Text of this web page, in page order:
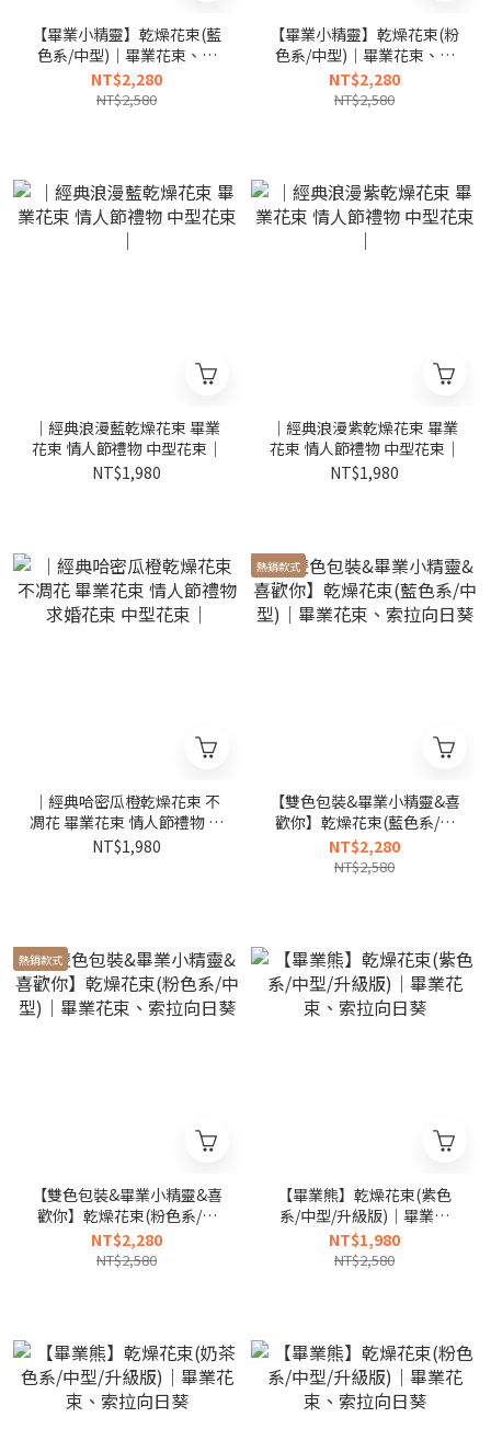
【畢業小精靈】乾燥花束(藍
色系/中型)｜畢業花束、索
拉向日葵
NT$2,280
NT$2,580
【畢業小精靈】乾燥花束(粉
色系/中型)｜畢業花束、索
拉向日葵
NT$2,280
NT$2,580
｜經典浪漫藍乾燥花束 畢業
花束 情人節禮物 中型花束｜
NT$1,980
｜經典浪漫紫乾燥花束 畢業
花束 情人節禮物 中型花束｜
NT$1,980
｜經典哈密瓜橙乾燥花束 不
凋花 畢業花束 情人節禮物 求
婚花束 中型花束｜
NT$1,980
熱銷款式
【雙色包裝&畢業小精靈&喜
歡你】乾燥花束(藍色系/中
型)｜畢業花束、索拉向日葵
NT$2,280
NT$2,580
熱銷款式
【雙色包裝&畢業小精靈&喜
歡你】乾燥花束(粉色系/中
型)｜畢業花束、索拉向日葵
NT$2,280
NT$2,580
【畢業熊】乾燥花束(紫色
系/中型/升級版)｜畢業花
束、索拉向日葵
NT$1,980
NT$2,580